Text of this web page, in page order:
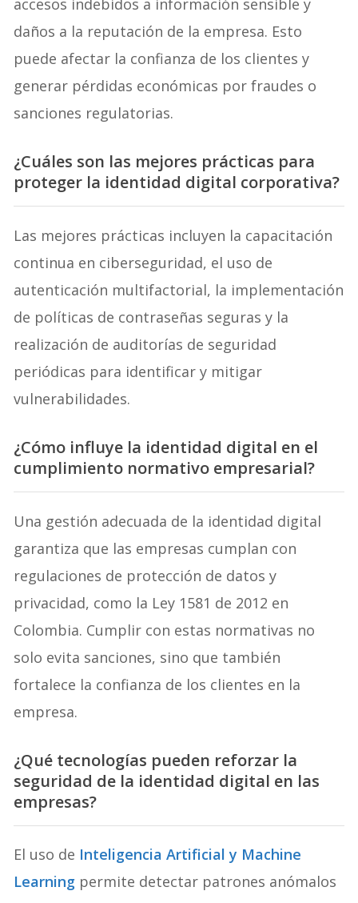
accesos indebidos a información sensible y
daños a la reputación de la empresa. Esto
puede afectar la confianza de los clientes y
generar pérdidas económicas por fraudes o
sanciones regulatorias.
¿Cuáles son las mejores prácticas para
proteger la identidad digital corporativa?
Las mejores prácticas incluyen la capacitación
continua en ciberseguridad, el uso de
autenticación multifactorial, la implementación
de políticas de contraseñas seguras y la
realización de auditorías de seguridad
periódicas para identificar y mitigar
vulnerabilidades.
¿Cómo influye la identidad digital en el
cumplimiento normativo empresarial?
Una gestión adecuada de la identidad digital
garantiza que las empresas cumplan con
regulaciones de protección de datos y
privacidad, como la Ley 1581 de 2012 en
Colombia. Cumplir con estas normativas no
solo evita sanciones, sino que también
fortalece la confianza de los clientes en la
empresa.
¿Qué tecnologías pueden reforzar la
seguridad de la identidad digital en las
empresas?
El uso de Inteligencia Artificial y Machine
Learning permite detectar patrones anómalos